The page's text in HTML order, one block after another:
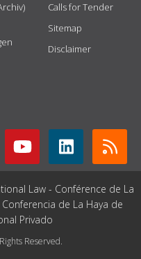
Calls for Tender
Sitemap
Disclaimer
Law - Conférence de La
de La Haya de
Privado
Reserved.